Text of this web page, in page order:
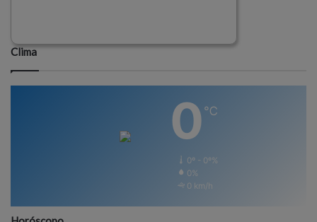
Clima
0 ℃
0º - 0º%
0%
0 km/h